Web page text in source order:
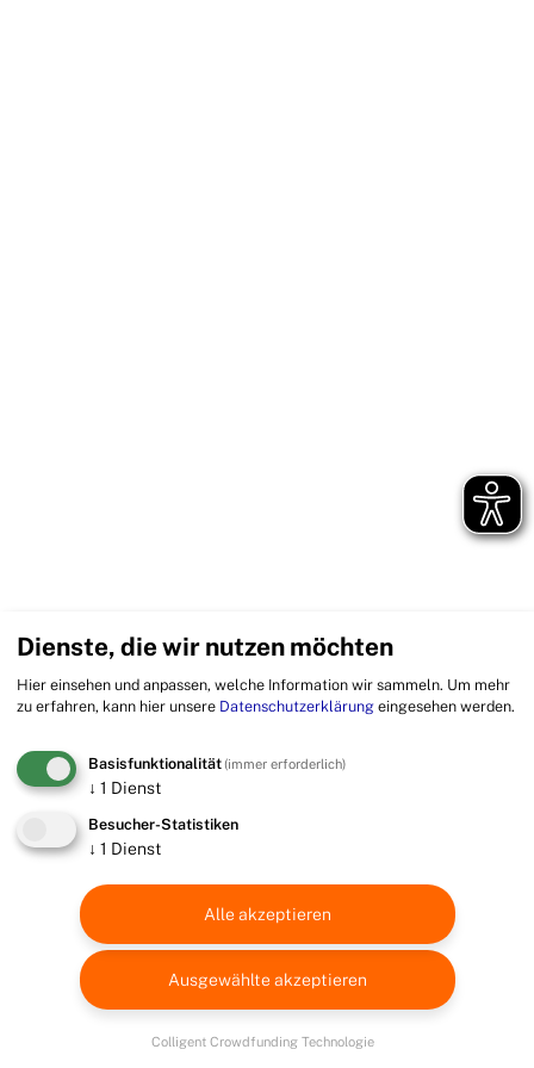
Dienste, die wir nutzen möchten
Hier einsehen und anpassen, welche Information wir sammeln. Um mehr
zu erfahren, kann hier unsere Datenschutzerklärung eingesehen werden.
Basisfunktionalität(immer erforderlich)
↓ 1 Dienst
Besucher-Statistiken
↓ 1 Dienst
Ausgewählte akzeptieren
Alle akzeptieren
Colligent Crowdfunding Technologie